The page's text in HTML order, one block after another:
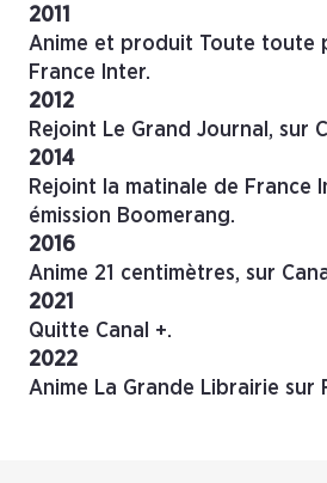
2011
Anime et produit Toute toute
France Inter.
2012
Rejoint Le Grand Journal, sur
2014
Rejoint la matinale de France
émission Boomerang.
2016
Anime 21 centimètres, sur
2021
Quitte Canal +.
2022
Anime La Grande Librairie sur